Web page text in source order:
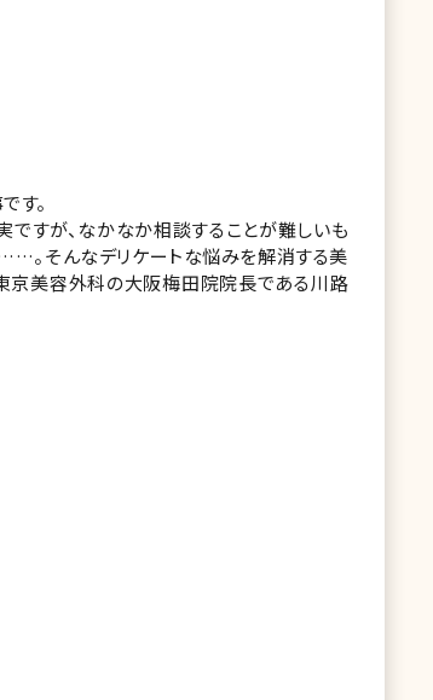
す。
すが、なかなか相談することが難しいも
……。そんなデリケートな悩みを解消する美
京美容外科の大阪梅田院院長である川路